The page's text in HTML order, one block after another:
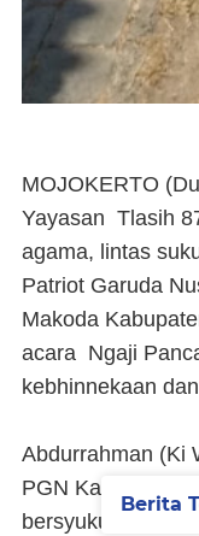
MOJOKERTO
Yayasan Tlasih
agama, lintas
Patriot Garuda
Makoda
acara Ngaji
kebhinnekaan
Abdurrahman (Ki
PGN Kabupaten
bersyukur hari ini
Berita